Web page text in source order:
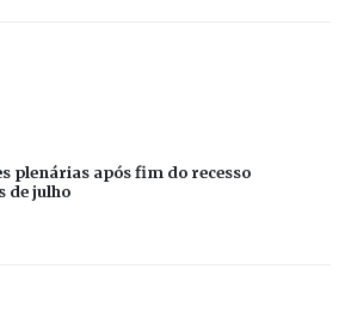
plenárias após fim do recesso
de julho